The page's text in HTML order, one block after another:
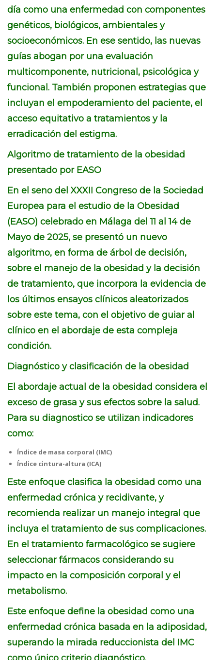
día como una enfermedad con componentes
genéticos, biológicos, ambientales y
socioeconómicos. En ese sentido, las nuevas
guías abogan por una evaluación
multicomponente, nutricional, psicológica y
funcional. También proponen estrategias que
incluyan el empoderamiento del paciente, el
acceso equitativo a tratamientos y la
erradicación del estigma.
Algoritmo de tratamiento de la obesidad
presentado por EASO
En el seno del XXXII Congreso de la Sociedad
Europea para el estudio de la Obesidad
(EASO) celebrado en Málaga del 11 al 14 de
Mayo de 2025, se presentó un nuevo
algoritmo, en forma de árbol de decisión,
sobre el manejo de la obesidad y la decisión
de tratamiento, que incorpora la evidencia de
los últimos ensayos clínicos aleatorizados
sobre este tema, con el objetivo de guiar al
clínico en el abordaje de esta compleja
condición.
Diagnóstico y clasificación de la obesidad
El abordaje actual de la obesidad considera el
exceso de grasa y sus efectos sobre la salud.
Para su diagnostico se utilizan indicadores
como:
Índice de masa corporal (IMC)
Índice cintura-altura (ICA)
Este enfoque clasifica la obesidad como una
enfermedad crónica y recidivante, y
recomienda realizar un manejo integral que
incluya el tratamiento de sus complicaciones.
En el tratamiento farmacológico se sugiere
seleccionar fármacos considerando su
impacto en la composición corporal y el
metabolismo.
Este enfoque define la obesidad como una
enfermedad crónica basada en la adiposidad,
superando la mirada reduccionista del IMC